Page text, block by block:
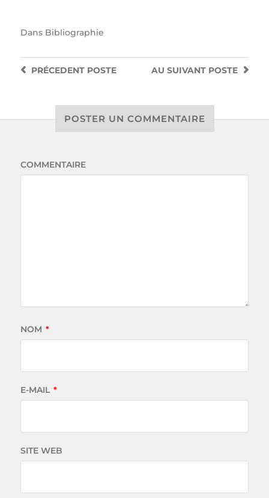
Dans Bibliographie
AU SUIVANT POSTE
PRÉCEDENTPOSTE
POSTER UN COMMENTAIRE
COMMENTAIRE
NOM *
E-MAIL *
SITE WEB